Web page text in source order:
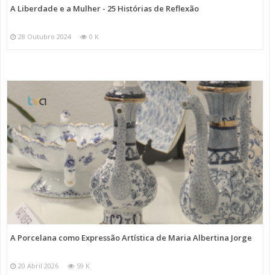
A Liberdade e a Mulher - 25 Histórias de Reflexão
28 Outubro 2024 0 K
A Porcelana como Expressão Artística de Maria Albertina Jorge
20 Abril 2026 59 K